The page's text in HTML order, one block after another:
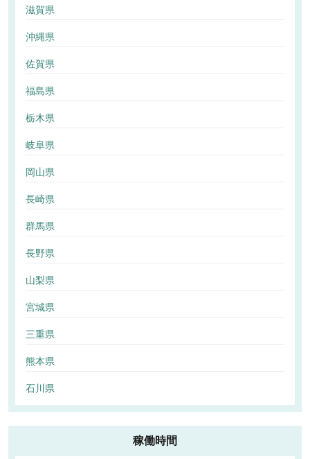
滋賀県
沖縄県
佐賀県
福島県
栃木県
岐阜県
岡山県
長崎県
群馬県
長野県
山梨県
宮城県
三重県
熊本県
石川県
稼働時間